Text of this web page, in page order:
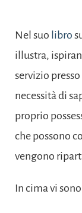
Nel suo libro
illustra,
servizio
necessità di
proprio
che possono
vengono
In cima vi sono